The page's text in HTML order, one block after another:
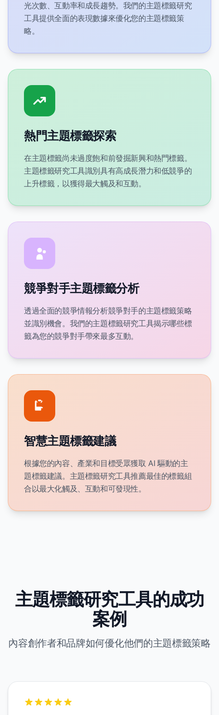
光次數、互動率和成長趨勢。我們的主題標籤研究
工具提供全面的表現數據來優化您的主題標籤策
略。
熱門主題標籤探索
在主題標籤尚未過度飽和前發掘新興和熱門標籤。
主題標籤研究工具識別具有高成長潛力和低競爭的
上升標籤，以獲得最大觸及和互動。
競爭對手主題標籤分析
透過全面的競爭情報分析競爭對手的主題標籤策略
並識別機會。我們的主題標籤研究工具揭示哪些標
籤為您的競爭對手帶來最多互動。
智慧主題標籤建議
根據您的內容、產業和目標受眾獲取 AI 驅動的主
題標籤建議。主題標籤研究工具推薦最佳的標籤組
合以最大化觸及、互動和可發現性。
主題標籤研究工具的成功
案例
內容創作者和品牌如何優化他們的主題標籤策略